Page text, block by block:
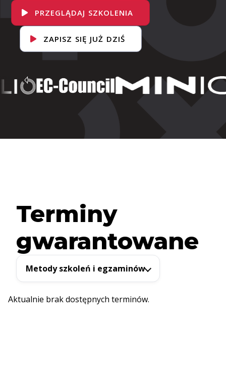
PRZEGLĄDAJ SZKOLENIA
ZAPISZ SIĘ JUŻ DZIŚ
Terminy
gwarantowane
Metody szkoleń i egzaminów
Aktualnie brak dostępnych terminów.